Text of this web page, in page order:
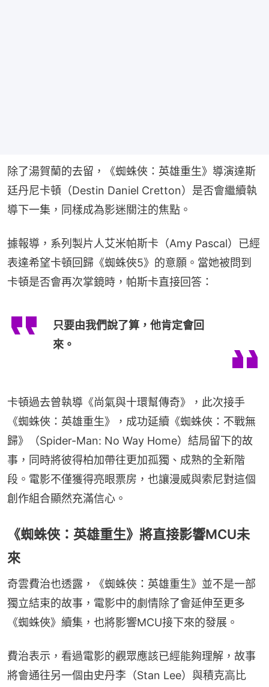
除了湯賀蘭的去留，《蜘蛛俠：英雄重生》導演達斯
廷丹尼卡頓（Destin Daniel Cretton）是否會繼續執
導下一集，同樣成為影迷關注的焦點。
據報導，系列製片人艾米帕斯卡（Amy Pascal）已經
表達希望卡頓回歸《蜘蛛俠5》的意願。當她被問到
卡頓是否會再次掌鏡時，帕斯卡直接回答：
只要由我們說了算，他肯定會回
來。
卡頓過去曾執導《尚氣與十環幫傳奇》，此次接手
《蜘蛛俠：英雄重生》，成功延續《蜘蛛俠：不戰無
歸》（Spider-Man: No Way Home）結局留下的故
事，同時將彼得柏加帶往更加孤獨、成熟的全新階
段。電影不僅獲得亮眼票房，也讓漫威與索尼對這個
創作組合顯然充滿信心。
《蜘蛛俠：英雄重生》將直接影響MCU未
來
奇雲費治也透露，《蜘蛛俠：英雄重生》並不是一部
獨立結束的故事，電影中的劇情除了會延伸至更多
《蜘蛛俠》續集，也將影響MCU接下來的發展。
費治表示，看過電影的觀眾應該已經能夠理解，故事
將會通往另一個由史丹李（Stan Lee）與積克高比